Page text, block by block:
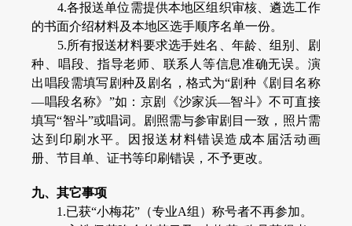
4.各报送单位需提供本地区组织审核、遴选工作
的书面介绍材料及本地区选手顺序名单一份。
5.所有报送材料要求选手姓名、年龄、组别、剧
种、唱段、指导老师、联系人等信息准确无误。演
出唱段需填写剧种及剧名，格式为“剧种《剧目名称
—唱段名称》”如：京剧《沙家浜—智斗》不可直接
填写“智斗”或唱词。剧照需与参审剧目一致，照片需
达到印刷水平。因报送材料错误造成本届活动画
册、节目单、证书等印刷错误，不予更改。
九、其它事项
1.已获“小梅花”（专业A组）称号者不再参加。